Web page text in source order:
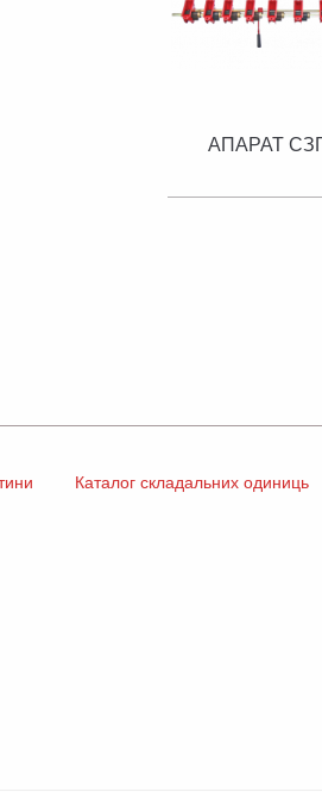
АПАРАТ
Каталог складальних одиниць